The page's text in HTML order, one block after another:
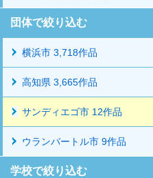
団体で絞り込む
横浜市 3,718作品
高知県 3,665作品
サンディエゴ市 12作品
ウランバートル市 9作品
学校で絞り込む